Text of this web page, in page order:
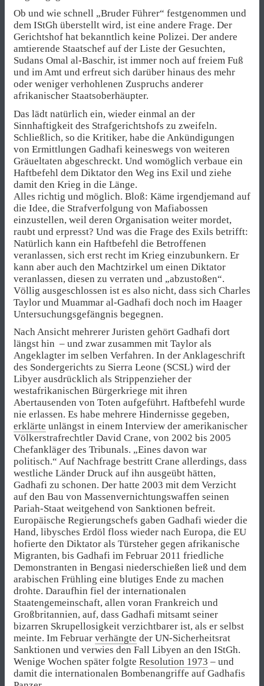
Ob und wie schnell „Bruder Führer“ festgenommen und
dem IStGh überstellt wird, ist eine andere Frage. Der
Gerichtshof hat bekanntlich keine Polizei. Der andere
amtierende Staatschef auf der Liste der Gesuchten,
Sudans Omal al-Baschir, ist immer noch auf freiem Fuß
und im Amt und erfreut sich darüber hinaus des mehr
oder weniger verhohlenen Zuspruchs anderer
afrikanischer Staatsoberhäupter.
Das lädt natürlich ein, wieder einmal an der
Sinnhaftigkeit des Strafgerichtshofs zu zweifeln.
Schließlich, so die Kritiker, habe die Ankündigungen
von Ermittlungen Gadhafi keineswegs von weiteren
Gräueltaten abgeschreckt. Und womöglich verbaue ein
Haftbefehl dem Diktator den Weg ins Exil und ziehe
damit den Krieg in die Länge.
Alles richtig und möglich. Bloß: Käme irgendjemand auf
die Idee, die Strafverfolgung von Mafiabossen
einzustellen, weil deren Organisation weiter mordet,
raubt und erpresst? Und was die Frage des Exils betrifft:
Natürlich kann ein Haftbefehl die Betroffenen
veranlassen, sich erst recht im Krieg einzubunkern. Er
kann aber auch den Machtzirkel um einen Diktator
veranlassen, diesen zu verraten und „abzustoßen“.
Völlig ausgeschlossen ist es also nicht, dass sich Charles
Taylor und Muammar al-Gadhafi doch noch im Haager
Untersuchungsgefängnis begegnen.
Nach Ansicht mehrerer Juristen gehört Gadhafi dort
längst hin – und zwar zusammen mit Taylor als
Angeklagter im selben Verfahren. In der Anklageschrift
des Sondergerichts zu Sierra Leone (SCSL) wird der
Libyer ausdrücklich als Strippenzieher der
westafrikanischen Bürgerkriege mit ihren
Abertausenden von Toten aufgeführt. Haftbefehl wurde
nie erlassen. Es habe mehrere Hindernisse gegeben,
erklärte unlängst in einem Interview der amerikanischer
Völkerstrafrechtler David Crane, von 2002 bis 2005
Chefankläger des Tribunals. „Eines davon war
politisch.“ Auf Nachfrage bestritt Crane allerdings, dass
westliche Länder Druck auf ihn ausgeübt hätten,
Gadhafi zu schonen. Der hatte 2003 mit dem Verzicht
auf den Bau von Massenvernichtungswaffen seinen
Pariah-Staat weitgehend von Sanktionen befreit.
Europäische Regierungschefs gaben Gadhafi wieder die
Hand, libysches Erdöl floss wieder nach Europa, die EU
hofierte den Diktator als Türsteher gegen afrikanische
Migranten, bis Gadhafi im Februar 2011 friedliche
Demonstranten in Bengasi niederschießen ließ und dem
arabischen Frühling eine blutiges Ende zu machen
drohte. Daraufhin fiel der internationalen
Staatengemeinschaft, allen voran Frankreich und
Großbritannien, auf, dass Gadhafi mitsamt seiner
bizarren Skrupellosigkeit verzichtbarer ist, als er selbst
meinte. Im Februar verhängte der UN-Sicherheitsrat
Sanktionen und verwies den Fall Libyen an den IStGh.
Wenige Wochen später folgte Resolution 1973 – und
damit die internationalen Bombenangriffe auf Gadhafis